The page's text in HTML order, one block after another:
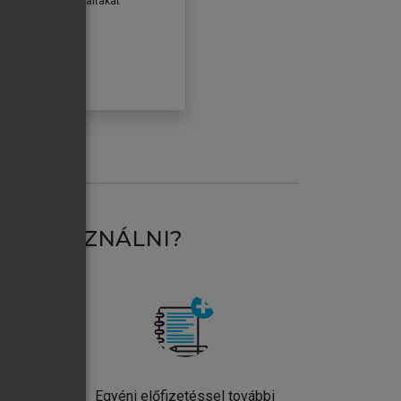
HASZNÁLNI?
Egyéni előfizetéssel további